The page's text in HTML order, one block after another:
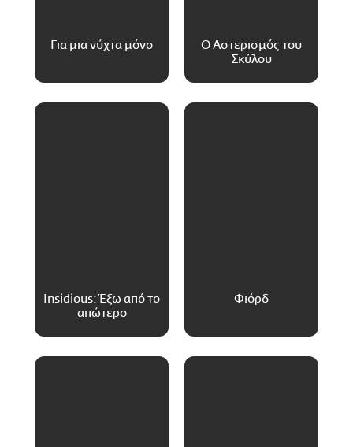
Για μια νύχτα μόνο
Ο Αστερισμός του
Σκύλου
Insidious: Έξω από το
απώτερο
Φιόρδ